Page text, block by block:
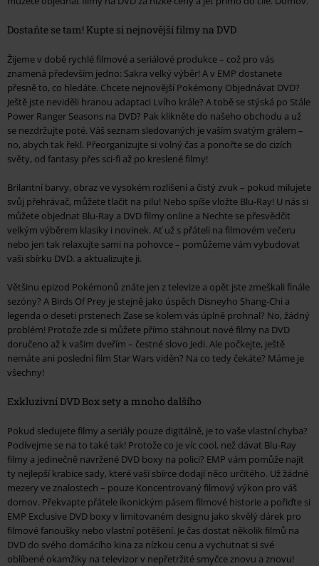
Dostaňte se tam! Kupte si nejnovější filmy na DVD
Žijeme v době rychlé filmové a seriálové produkce – což pro vás
znamená především jedno: Sakra velký výběr! A v EMP dostanete
přesně to, co hledáte. Chcete nejnovější Pokémony Objednávat DVD?
Ještě jste neviděli hranou adaptaci Lvího krále? A tobě se stýská po Stále
Power Ranger Seasons na DVD? Pak klikněte do našeho obchodu a už
se nezdržujte poté. Váš seznam sledovaných je vaším svatým grálem –
no, abych tak řekl. Přeorganizujte si volný čas a ponořte se do cizích
světy, od fantasy přes sci-fi až po kreslené filmy!
Brilantní barvy, obraz ve vysokém rozlišení a čistý zvuk – pokud milujete
svůj přehrávač, můžete tlačit na pilu! Nebo spíše vložte Blu-Ray! U nás si
můžete objednat Blu-Ray a DVD filmy online a Nechte se přesvědčit
velkým výběrem klasiky i novinek. Ať už s přáteli na filmovém večeru
nebo jen tak relaxujte sami na pohovce – pomůžeme vám vybudovat
vaši sbírku DVD. a aktualizujte ji.
Většinu epizod Pokémonů znáte jen z televize a opět jste zmeškali finále
sezóny? A Birds Of Prey je stejně jako úspěch Disneyho Shang-Chi a
legenda o deseti prstenech Zase se kolem vás úplně prohnal? No, žádný
problém! Protože zde si můžete přímo stáhnout nové filmy na DVD
doručeno až k vašim dveřím – čestné slovo Jedi. Ale počkejte, ještě
nemáte ani poslední film Star Wars viděn? Na co tedy čekáte? Máme je
všechny!
Exkluzivní DVD Box sety a mnoho dalšího
Pokud sledujete filmy a seriály pouze digitálně, je to vaše vlastní chyba?
Podívejme se na to také tak! Protože co je víc cool, než dávat Blu-Ray
filmy a jedinečně navržené DVD boxy na polici? EMP vám pomůže najít
ty nejlepší krabice sady, které vaší sbírce dodají něco určitého. Už žádné
mezery ve znalostech – pouze Koncentrovaný filmový výkon pro váš
domov. Překvapte přátele ikonickým pásem filmové historie a pořiďte si
EMP Exclusive DVD boxy v limitovaném designu jako skvělý dárek pro
filmové fanoušky nebo vlastní potěšení. Je čas dostat několik filmů na
DVD do svého domácího kina za nízkou cenu a vychutnat si své
oblíbené okamžiky na televizor v nepřetržité smyčce znovu a znovu!